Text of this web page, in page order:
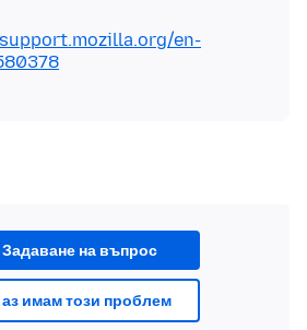
en-
Задаване на въпрос
имам този проблем